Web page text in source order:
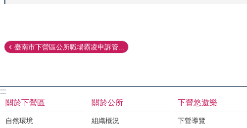
臺南市下營區公所職場霸凌申訴管...
:::
關於下營區
自然環境
關於公所
組織概況
下營悠遊樂
下營導覽